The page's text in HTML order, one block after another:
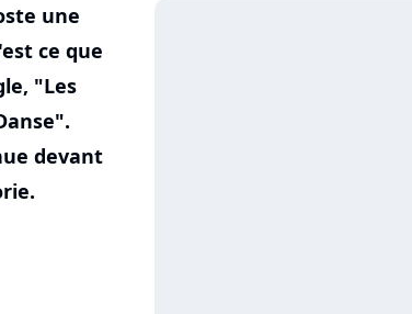
une
ce que
"Les
devant